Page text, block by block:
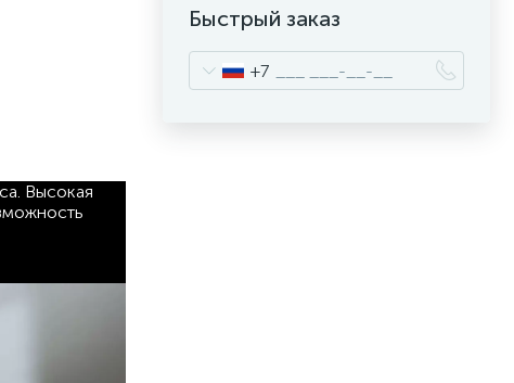
Высокая
Быстрый заказ
+7